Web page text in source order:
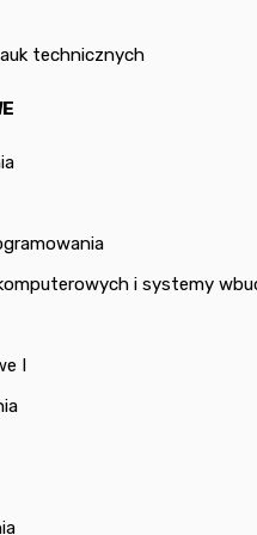
technicznych
i systemy
I